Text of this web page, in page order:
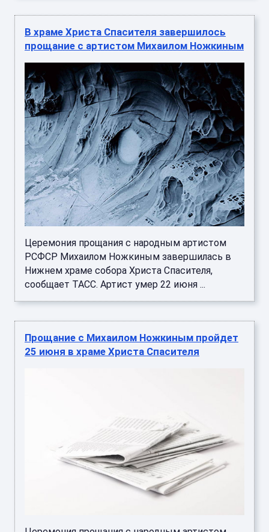
В храме Христа Спасителя завершилось
прощание с артистом Михаилом Ножкиным
Церемония прощания с народным артистом
РСФСР Михаилом Ножкиным завершилась в
Нижнем храме собора Христа Спасителя,
сообщает ТАСС. Артист умер 22 июня ...
Прощание с Михаилом Ножкиным пройдет
25 июня в храме Христа Спасителя